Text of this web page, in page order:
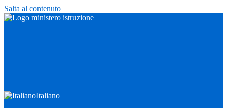
Salta al contenuto
Italiano